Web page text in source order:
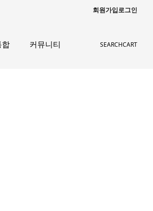
회원가입로그인
합 커뮤니티 SEARCHCART